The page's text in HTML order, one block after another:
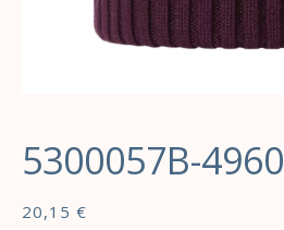
5300057B-4960
20,15 €